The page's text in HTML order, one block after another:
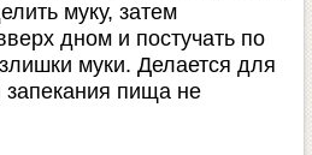
муку, затем
дном и постучать по
муки. Делается для
запекания пища не